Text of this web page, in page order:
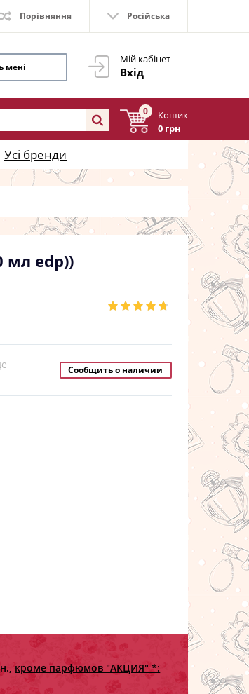
Порівняння Російська
Мій кабінет
Вхід
мені
0
Кошик
0 грн
Усі бренди
мл edp))
Сообщить о наличии
кроме парфюмов "АКЦИЯ" *: